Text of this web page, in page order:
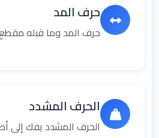
حرف المد
حرف المد وما قبله
الحرف المشدد
الحرف المشدد يفك إلى